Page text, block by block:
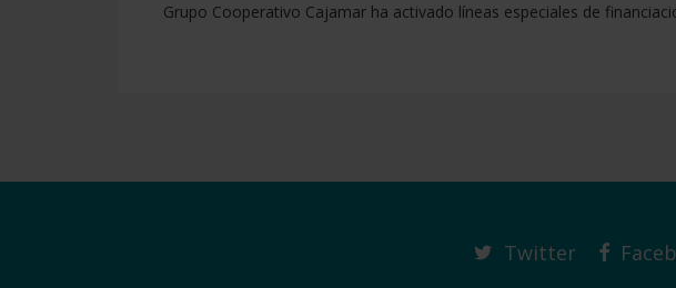
Grupo Cooperativo Cajamar ha activado líneas especiales de
Twitter